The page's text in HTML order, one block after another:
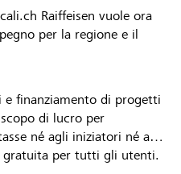
Raiffeisen vuole ora
per la regione e il
e finanziamento di progetti
di lucro per
né agli iniziatori né ai
gratuita per tutti gli utenti.